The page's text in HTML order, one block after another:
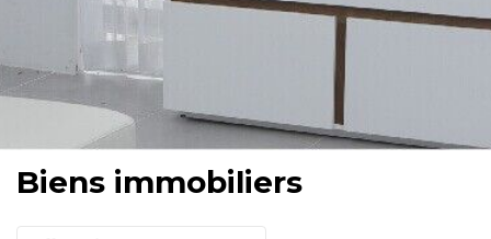
Biens immobiliers